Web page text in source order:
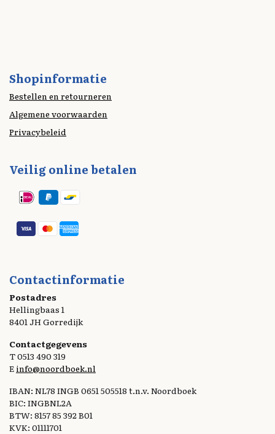
Shopinformatie
Bestellen en retourneren
Algemene voorwaarden
Privacybeleid
Veilig online betalen
Contactinformatie
Postadres
Hellingbaas 1
8401 JH Gorredijk
Contactgegevens
T 0513 490 319
E info@noordboek.nl
IBAN: NL78 INGB 0651 505518 t.n.v. Noordboek
BIC: INGBNL2A
BTW: 8157 85 392 B01
KVK: 01111701